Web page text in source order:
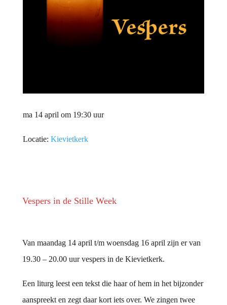
ma 14 april om 19:30 uur
Locatie: Kievietkerk
Vespers in de Stille Week
Van maandag 14 april t/m woensdag 16 april zijn er van
19.30 – 20.00 uur vespers in de Kievietkerk.
Een liturg leest een tekst die haar of hem in het bijzonder
aanspreekt en zegt daar kort iets over. We zingen twee